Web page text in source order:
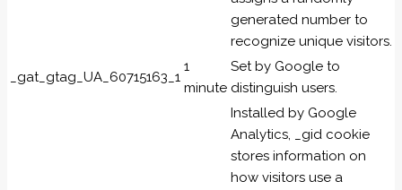
generated number to
recognize unique visitors.
_gat_gtag_UA_60715163_1
1
minute
Set by Google to
distinguish users.
Installed by Google
Analytics, _gid cookie
stores information on
how visitors use a